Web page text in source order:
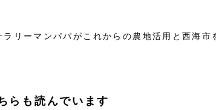
リーマンパパがこれからの農地活用と西海市
らも読んでいます